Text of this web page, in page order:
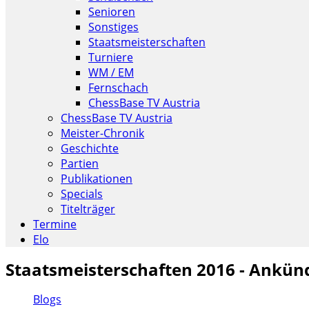
Senioren
Sonstiges
Staatsmeisterschaften
Turniere
WM / EM
Fernschach
ChessBase TV Austria
ChessBase TV Austria
Meister-Chronik
Geschichte
Partien
Publikationen
Specials
Titelträger
Termine
Elo
Staatsmeisterschaften 2016 -
Blogs